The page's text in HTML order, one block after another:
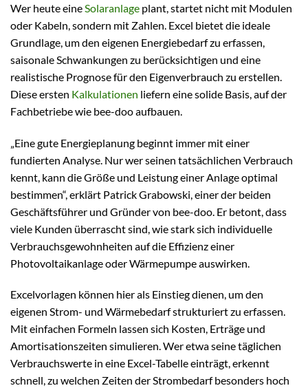
Wer heute eine Solaranlage plant, startet nicht mit Modulen
oder Kabeln, sondern mit Zahlen. Excel bietet die ideale
Grundlage, um den eigenen Energiebedarf zu erfassen,
saisonale Schwankungen zu berücksichtigen und eine
realistische Prognose für den Eigenverbrauch zu erstellen.
Diese ersten Kalkulationen liefern eine solide Basis, auf der
Fachbetriebe wie bee-doo aufbauen.
„Eine gute Energieplanung beginnt immer mit einer
fundierten Analyse. Nur wer seinen tatsächlichen Verbrauch
kennt, kann die Größe und Leistung einer Anlage optimal
bestimmen“, erklärt Patrick Grabowski, einer der beiden
Geschäftsführer und Gründer von bee-doo. Er betont, dass
viele Kunden überrascht sind, wie stark sich individuelle
Verbrauchsgewohnheiten auf die Effizienz einer
Photovoltaikanlage oder Wärmepumpe auswirken.
Excelvorlagen können hier als Einstieg dienen, um den
eigenen Strom- und Wärmebedarf strukturiert zu erfassen.
Mit einfachen Formeln lassen sich Kosten, Erträge und
Amortisationszeiten simulieren. Wer etwa seine täglichen
Verbrauchswerte in eine Excel-Tabelle einträgt, erkennt
schnell, zu welchen Zeiten der Strombedarf besonders hoch